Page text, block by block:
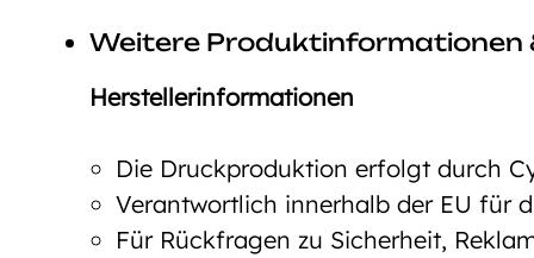
Weitere Produktinformationen
Herstellerinformationen
Die Druckproduktion erfolgt durch
Verantwortlich innerhalb der EU für
Für Rückfragen zu Sicherheit,